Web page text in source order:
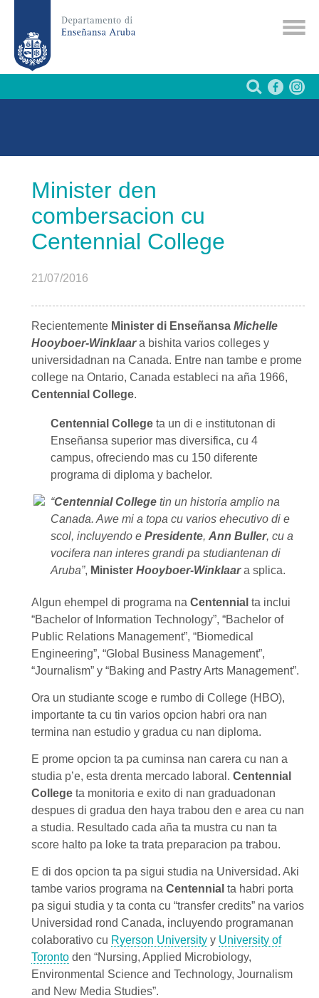
Minister den
combersacion cu
Centennial College
21/07/2016
Recientemente Minister di Enseñansa Michelle
Hooyboer-Winklaara bishita varios colleges y
universidadnan na Canada. Entre nan tambe e prome
college na Ontario, Canada estableci na aña 1966,
Centennial College.
Centennial College ta un di e institutonan di
Enseñansa superior mas diversifica, cu 4
campus, ofreciendo mas cu 150 diferente
programa di diploma y bachelor.
“Centennial College tin un historia amplio na
Canada. Awe mi a topa cu varios ehecutivo di e
scol, incluyendo e Presidente, Ann Buller, cu a
vocifera nan interes grandi pa studiantenan di
Aruba”, Minister Hooyboer-Winklaara splica.
Algun ehempel di programa na Centennial ta inclui
“Bachelor of Information Technology”, “Bachelor of
Public Relations Management”, “Biomedical
Engineering”, “Global Business Management”,
“Journalism” y “Baking and Pastry Arts Management”.
Ora un studiante scoge e rumbo di College (HBO),
importante ta cu tin varios opcion habri ora nan
termina nan estudio y gradua cu nan diploma.
E prome opcion ta pa cuminsa nan carera cu nan a
studia p’e, esta drenta mercado laboral. Centennial
College ta monitoria e exito di nan graduadonan
despues di gradua den haya trabou den e area cu nan
a studia. Resultado cada aña ta mustra cu nan ta
score halto pa loke ta trata preparacion pa trabou.
E di dos opcion ta pa sigui studia na Universidad. Aki
tambe varios programa na Centennial ta habri porta
pa sigui studia y ta conta cu “transfer credits” na varios
Universidad rond Canada, incluyendo programanan
colaborativo cu Ryerson University y University of
Toronto den “Nursing, Applied Microbiology,
Environmental Science and Technology, Journalism
and New Media Studies”.